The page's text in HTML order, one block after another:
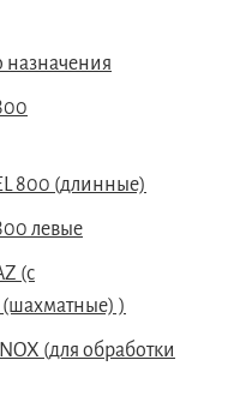
800 (длинные)
левые
(c
)
(для обработки